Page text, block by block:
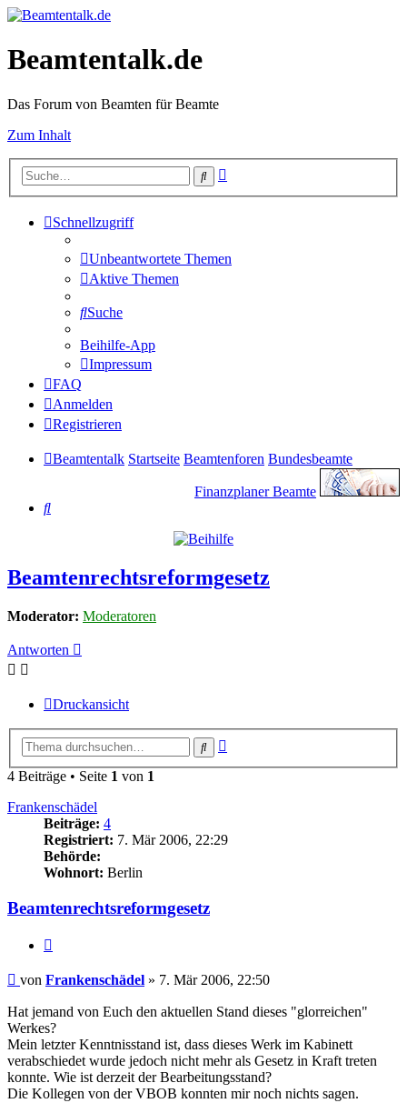
Beamtentalk.de
Das Forum von Beamten für Beamte
Zum Inhalt
Suche
Schnellzugriff
Unbeantwortete Themen
Aktive Themen
Suche
Beihilfe-App
Impressum
FAQ
Anmelden
Registrieren
Beamtentalk Startseite Beamtenforen Bundesbeamte
Finanzplaner Beamte
Suche
Beamtenrechtsreformgesetz
Moderator: Moderatoren
Antworten
Druckansicht
Suche
4 Beiträge • Seite 1 von 1
Frankenschädel
Beiträge: 4
Registriert: 7. Mär 2006, 22:29
Behörde:
Wohnort: Berlin
Beamtenrechtsreformgesetz
Beitrag
von Frankenschädel » 7. Mär 2006, 22:50
Hat jemand von Euch den aktuellen Stand dieses "glorreichen"
Werkes?
Mein letzter Kenntnisstand ist, dass dieses Werk im Kabinett
verabschiedet wurde jedoch nicht mehr als Gesetz in Kraft treten
konnte. Wie ist derzeit der Bearbeitungsstand?
Die Kollegen von der VBOB konnten mir noch nichts sagen.